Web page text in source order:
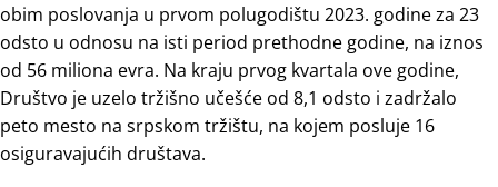
obim poslovanja u prvom polugodištu 2023. godine za 23
odsto u odnosu na isti period prethodne godine, na iznos
od 56 miliona evra. Na kraju prvog kvartala ove godine,
Društvo je uzelo tržišno učešće od 8,1 odsto i zadržalo
peto mesto na srpskom tržištu, na kojem posluje 16
osiguravajućih društava.